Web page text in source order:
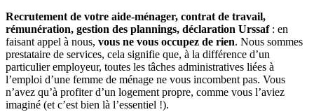
Recrutement de votre aide-ménager, contrat de travail,
rémunération, gestion des plannings, déclaration Urssaf: en
faisant appel à nous, vous ne vous occupez de rien. Nous sommes
prestataire de services, cela signifie que, à la différence d’un
particulier employeur, toutes les tâches administratives liées à
l’emploi d’une femme de ménage ne vous incombent pas. Vous
n’avez qu’à profiter d’un logement propre, comme vous l’aviez
imaginé (et c’est bien là l’essentiel !).